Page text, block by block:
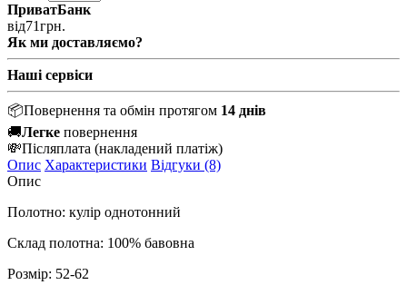
ПриватБанк
від71грн.
Як ми доставляємо?
Наші сервіси
📦Повернення та обмін протягом 14 днів
🚚Легке повернення
💸Післяплата (накладений платіж)
Опис Характеристики Відгуки (8)
Опис
Полотно: кулір однотонний
Склад полотна: 100% бавовна
Розмір: 52-62